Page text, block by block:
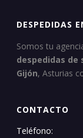
DESPEDIDAS
Somos tu
despedidas de
Gijón, Asturias
CONTACTO
Teléfono: